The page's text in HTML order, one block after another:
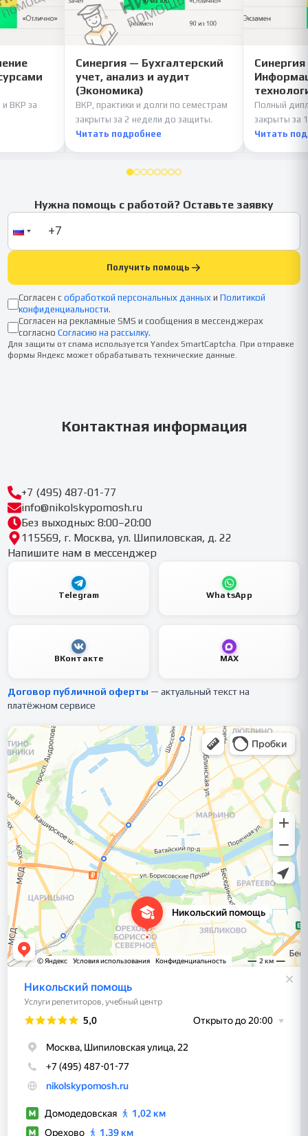
и ВКР за
Синергия — Бухгалтерский
учет, анализ и аудит
(Экономика)
ВКР, практики и долги по семестрам
закрыты за 2 недели до защиты.
Читать подробнее
Полный
закрыты за
Читать
Нужна помощь с работой? Оставьте заявку
Получить помощь
Согласен с обработкой персональных данных и Политикой
конфиденциальности.
Согласен на рекламные SMS и сообщения в мессенджерах
согласно Согласию на рассылку.
Для защиты от спама используется Yandex SmartCaptcha. При отправке
формы Яндекс может обрабатывать технические данные.
Контактная информация
+7 (495) 487-01-77
info@nikolskypomosh.ru
Без выходных: 8:00–20:00
115569, г. Москва, ул. Шипиловская, д. 22
Напишите нам в мессенджер
Telegram WhatsApp
ВКонтакте MAX
Договор публичной оферты — актуальный текст на
платёжном сервисе